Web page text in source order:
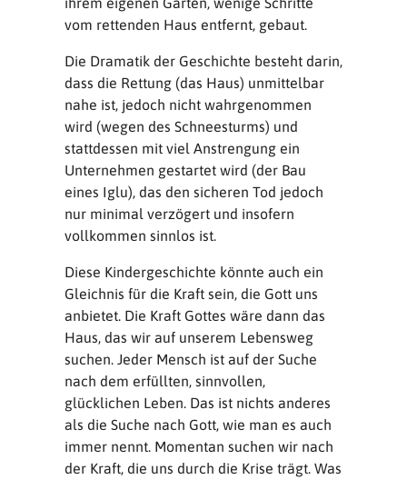
vom rettenden Haus entfernt, gebaut.
Die Dramatik der Geschichte besteht darin,
dass die Rettung (das Haus) unmittelbar
nahe ist, jedoch nicht wahrgenommen
wird (wegen des Schneesturms) und
stattdessen mit viel Anstrengung ein
Unternehmen gestartet wird (der Bau
eines Iglu), das den sicheren Tod jedoch
nur minimal verzögert und insofern
vollkommen sinnlos ist.
Diese Kindergeschichte könnte auch ein
Gleichnis für die Kraft sein, die Gott uns
anbietet. Die Kraft Gottes wäre dann das
Haus, das wir auf unserem Lebensweg
suchen. Jeder Mensch ist auf der Suche
nach dem erfüllten, sinnvollen,
glücklichen Leben. Das ist nichts anderes
als die Suche nach Gott, wie man es auch
immer nennt. Momentan suchen wir nach
der Kraft, die uns durch die Krise trägt. Was